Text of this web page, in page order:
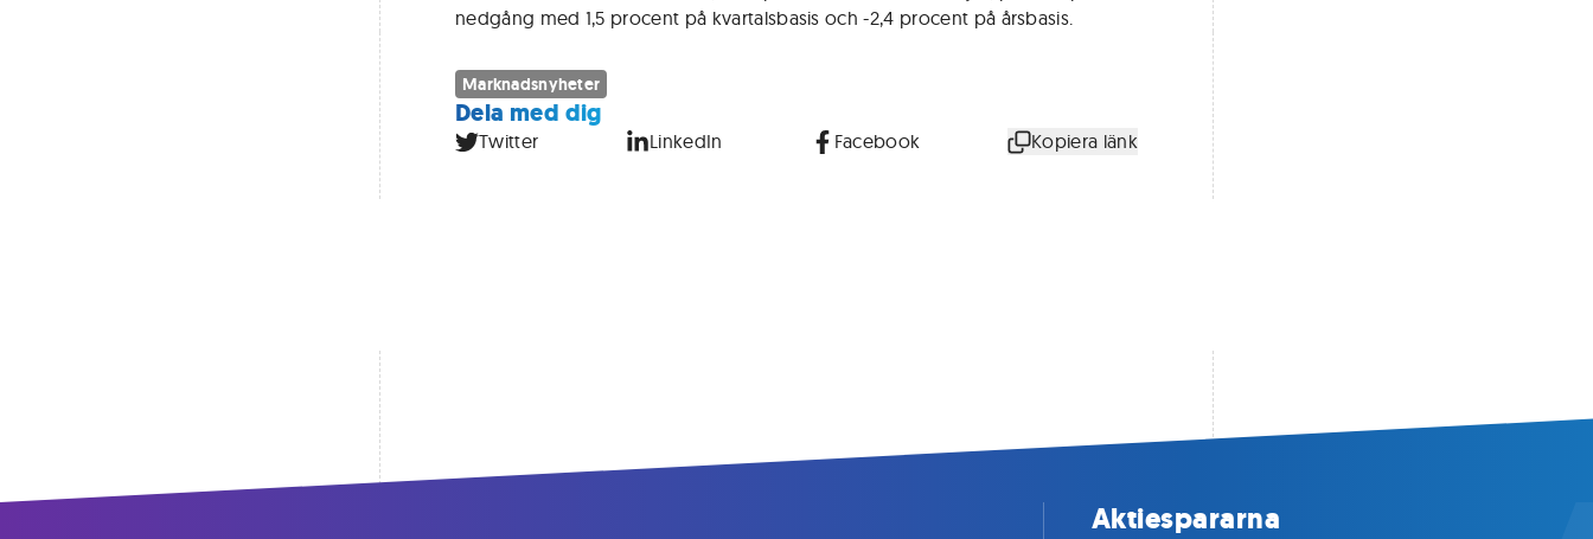
nedgång med 1,5 procent på kvartalsbasis och -2,4 procent på årsbasis.
Marknadsnyheter
Dela med dig
Twitter LinkedIn Facebook Kopiera länk
Aktiespararna